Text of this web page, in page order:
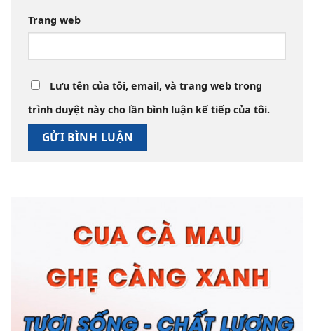
Trang web
Lưu tên của tôi, email, và trang web trong
trình duyệt này cho lần bình luận kế tiếp của tôi.